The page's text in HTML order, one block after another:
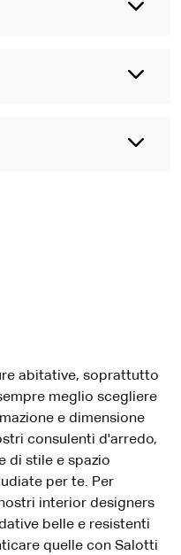
abitative, soprattutto
meglio scegliere
e dimensione
consulenti d'arredo,
di stile e spazio
per te. Per
interior designers
belle e resistenti
quelle con Salotti